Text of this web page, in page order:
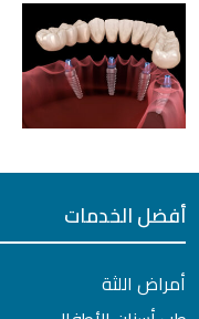
أفضل الخدمات
أمراض اللثة